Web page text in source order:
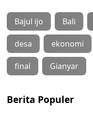
Bajul ijo Bali
desa ekonomi
final Gianyar
Berita Populer